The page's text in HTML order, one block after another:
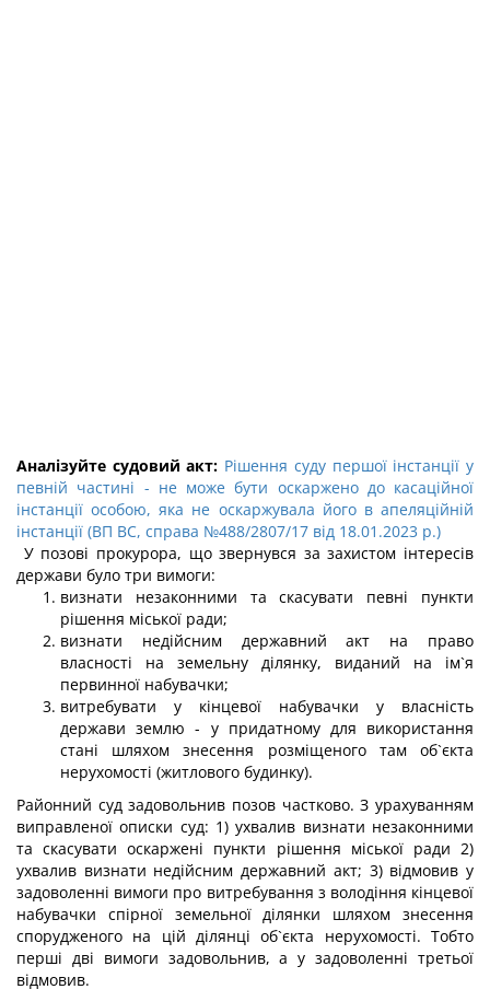
Аналізуйте судовий акт: Рішення суду першої інстанції у
певній частині - не може бути оскаржено до касаційної
інстанції особою, яка не оскаржувала його в апеляційній
інстанції (ВП ВС, справа №488/2807/17 від 18.01.2023 р.)
У позові прокурора, що звернувся за захистом інтересів
держави було три вимоги:
визнати незаконними та скасувати певні пункти
рішення міської ради;
визнати недійсним державний акт на право
власності на земельну ділянку, виданий на ім`я
первинної набувачки;
витребувати у кінцевої набувачки у власність
держави землю - у придатному для використання
стані шляхом знесення розміщеного там об`єкта
нерухомості (житлового будинку).
Районний суд задовольнив позов частково. З урахуванням
виправленої описки суд: 1) ухвалив визнати незаконними
та скасувати оскаржені пункти рішення міської ради 2)
ухвалив визнати недійсним державний акт; 3) відмовив у
задоволенні вимоги про витребування з володіння кінцевої
набувачки спірної земельної ділянки шляхом знесення
спорудженого на цій ділянці об`єкта нерухомості. Тобто
перші дві вимоги задовольнив, а у задоволенні третьої
відмовив.